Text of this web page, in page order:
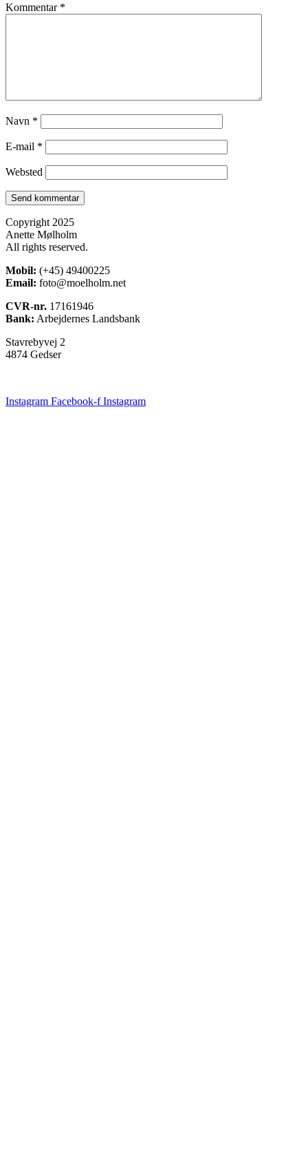
Kommentar *
Navn *
E-mail *
Websted
Copyright 2025
Anette Mølholm
All rights reserved.
Mobil: (+45) 49400225
Email: foto@moelholm.net
CVR-nr. 17161946
Bank: Arbejdernes Landsbank
Stavrebyvej 2
4874 Gedser
Instagram Facebook-f Instagram